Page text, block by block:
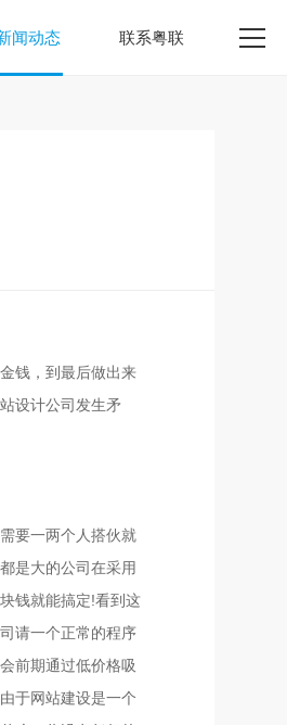
闻动态 联系粤联
钱，到最后做出来
设计公司发生矛
要一两个人搭伙就
是大的公司在采用
钱就能搞定!看到这
请一个正常的程序
前期通过低价格吸
于网站建设是一个